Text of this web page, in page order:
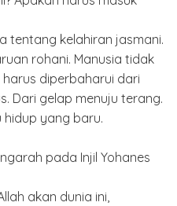
tentang kelahiran jasmani.
rohani. Manusia tidak
diperbaharui dari
Dari gelap menuju terang.
hidup yang baru.
pada Injil Yohanes
akan dunia ini,